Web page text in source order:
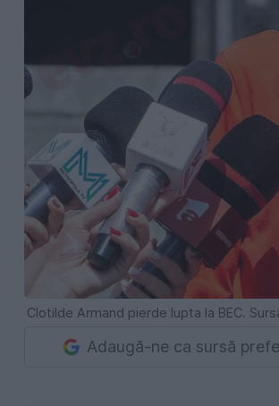
Clotilde Armand pierde lupta la BEC.
Adaugă-ne ca sursă